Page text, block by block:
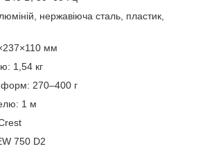
нержавіюча сталь, пластик,
мм
1,54 кг
форм: 270–400 г
1 м
750 D2